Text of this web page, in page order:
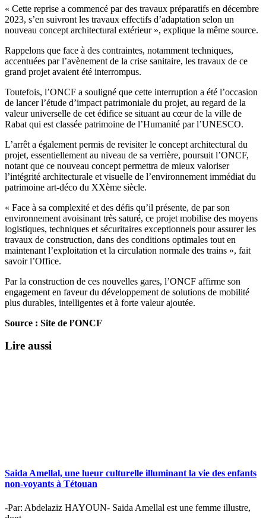
« Cette reprise a commencé par des travaux préparatifs en décembre
2023, s’en suivront les travaux effectifs d’adaptation selon un
nouveau concept architectural extérieur », explique la même source.
Rappelons que face à des contraintes, notamment techniques,
accentuées par l’avènement de la crise sanitaire, les travaux de ce
grand projet avaient été interrompus.
Toutefois, l’ONCF a souligné que cette interruption a été l’occasion
de lancer l’étude d’impact patrimoniale du projet, au regard de la
valeur universelle de cet édifice se situant au cœur de la ville de
Rabat qui est classée patrimoine de l’Humanité par l’UNESCO.
L’arrêt a également permis de revisiter le concept architectural du
projet, essentiellement au niveau de sa verrière, poursuit l’ONCF,
notant que ce nouveau concept permettra de mieux valoriser
l’intégrité architecturale et visuelle de l’environnement immédiat du
patrimoine art-déco du XXème siècle.
« Face à sa complexité et des défis qu’il présente, de par son
environnement avoisinant très saturé, ce projet mobilise des moyens
logistiques, techniques et sécuritaires exceptionnels pour assurer les
travaux de construction, dans des conditions optimales tout en
maintenant l’exploitation et la circulation normale des trains », fait
savoir l’Office.
Par la construction de ces nouvelles gares, l’ONCF affirme son
engagement en faveur du développement de solutions de mobilité
plus durables, intelligentes et à forte valeur ajoutée.
Source : Site de l’ONCF
Lire aussi
Saida Amellal, une lueur culturelle illuminant la vie des enfants
non-voyants à Tétouan
-Par: Abdelaziz HAYOUN- Saida Amellal est une femme illustre,